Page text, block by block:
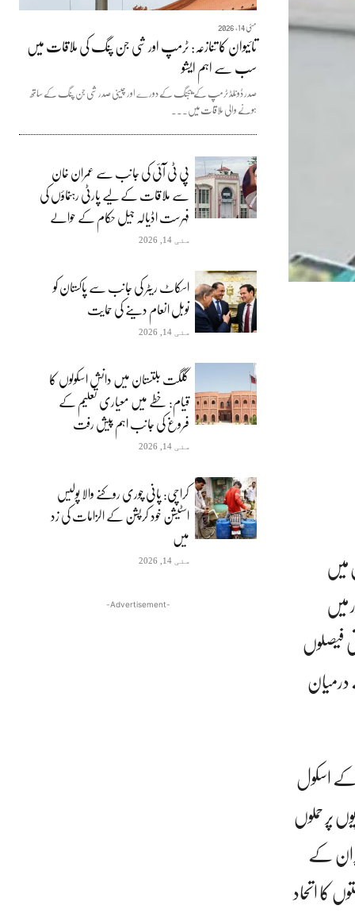
مئی 14, 2026
تائیوان کا تنازعہ: ٹرمپ اور شی جن پنگ کی ملاقات میں
سب سے اہم ایشو
صدر ڈونلڈ ٹرمپ کے بیجنگ کے دورے اور چینی صدر شی جن پنگ کے ساتھ
ہونے والی ملاقات میں...
پی ٹی آئی کی جانب سے عمران خان
سے ملاقات کے لیے پارٹی رہنماؤں کی
فہرست اڈیالہ جیل حکام کے حوالے
مئی 14, 2026
اسکاٹ ریٹر کی جانب سے پاکستان کو
نوبل انعام دینے کی حمایت
مئی 14, 2026
گلگت بلتستان میں دانش اسکولوں کا
قیام: خطے میں معیاری تعلیم کے
فروغ کی جانب اہم پیش رفت
مئی 14, 2026
کراچی: پانی چوری روکنے والا پولیس
اسٹیشن خود کرپشن کے الزامات کی زد
میں
مئی 14, 2026
-Advertisement-
فیصلوں
کے اسکول
پر حملوں
کے
کا اتحاد